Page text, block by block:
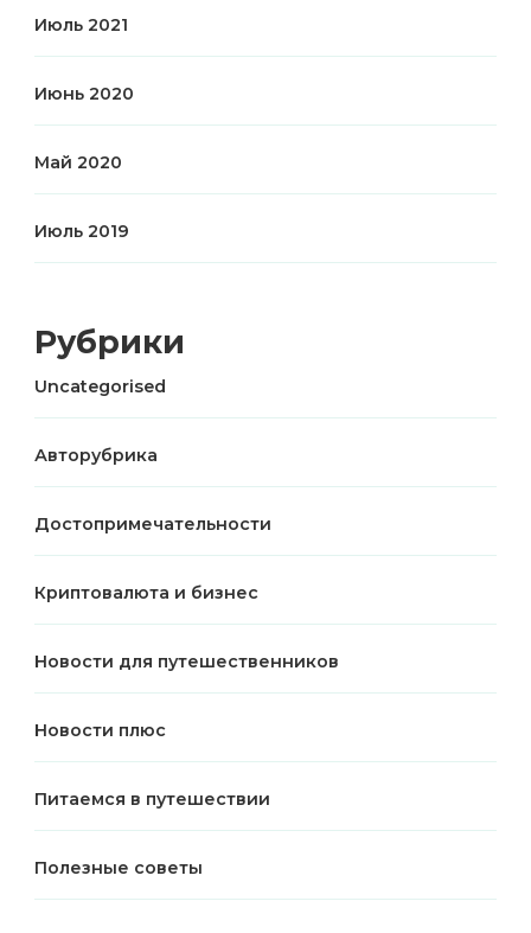
Июль 2021
Июнь 2020
Май 2020
Июль 2019
Рубрики
Uncategorised
Авторубрика
Достопримечательности
Криптовалюта и бизнес
Новости для путешественников
Новости плюс
Питаемся в путешествии
Полезные советы